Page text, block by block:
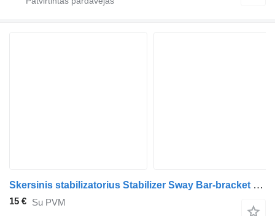
Skersinis stabilizatorius Stabilizer Sway Bar-bracket aa356 sunkvežimio Scania 124L
15 € Su PVM